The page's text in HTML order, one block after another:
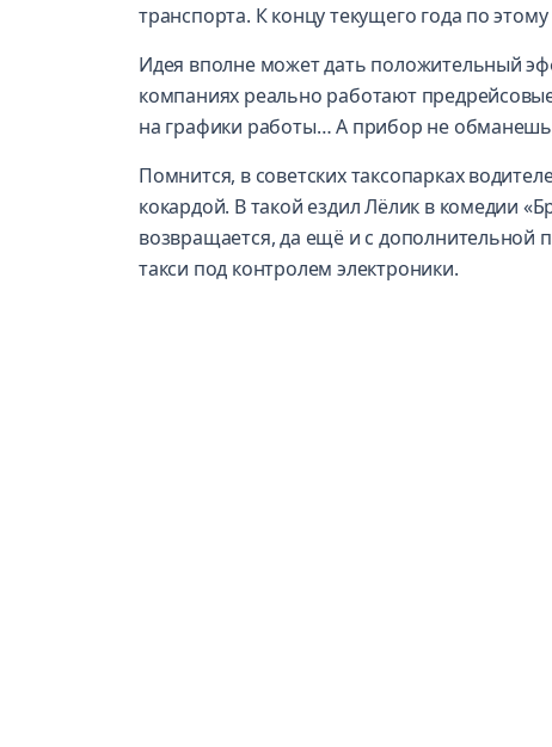
транспорта. К концу текущего года по
Идея вполне может дать положительный
компаниях реально работают
на графики работы… А прибор не
Помнится, в советских таксопарках
кокардой. В такой ездил Лёлик в комедии
возвращается, да ещё и с дополнительной
такси под контролем электроники.